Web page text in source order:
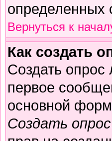
определенных
Вернуться к
Как создать
Создать опрос
первое
основной
Создать опрос